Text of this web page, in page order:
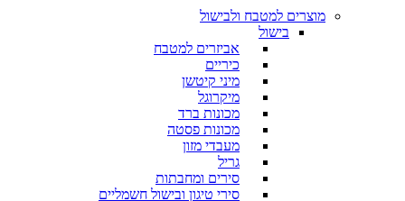
מוצרים למטבח ולבישול
בישול
אביזרים למטבח
כיריים
מיני קיטשן
מיקרוגל
מכונות ברד
מכונות פסטה
מעבדי מזון
גריל
סירים ומחבתות
סירי טיגון ובישול חשמליים